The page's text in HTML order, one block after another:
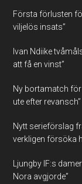
Första förlusten
viljelös insats”
Ivan Ndiike
att få en vinst”
Ny bortamatch
ute efter revansch”
Nytt serieförslag
verkligen försöka
Ljungby IF:s
Nora avgjorde”